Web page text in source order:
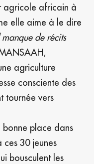
agricole africain à
elle aime à le dire
de récits
agriculture
consciente des
tournée vers
bonne place dans
30 jeunes
bousculent les